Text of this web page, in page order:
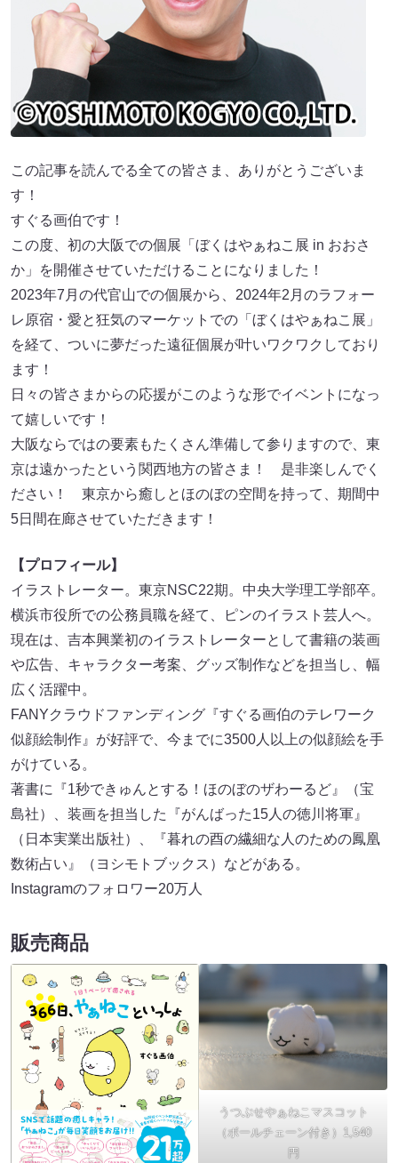
この記事を読んでる全ての皆さま、ありがとうございま
す！
すぐる画伯です！
この度、初の大阪での個展「ぼくはやぁねこ展 in おおさ
か」を開催させていただけることになりました！
2023年7月の代官山での個展から、2024年2月のラフォー
レ原宿・愛と狂気のマーケットでの「ぼくはやぁねこ展」
を経て、ついに夢だった遠征個展が叶いワクワクしており
ます！
日々の皆さまからの応援がこのような形でイベントになっ
て嬉しいです！
大阪ならではの要素もたくさん準備して参りますので、東
京は遠かったという関西地方の皆さま！ 是非楽しんでく
ださい！ 東京から癒しとほのぼの空間を持って、期間中
5日間在廊させていただきます！
【プロフィール】
イラストレーター。東京NSC22期。中央大学理工学部卒。
横浜市役所での公務員職を経て、ピンのイラスト芸人へ。
現在は、吉本興業初のイラストレーターとして書籍の装画
や広告、キャラクター考案、グッズ制作などを担当し、幅
広く活躍中。
FANYクラウドファンディング『すぐる画伯のテレワーク
似顔絵制作』が好評で、今までに3500人以上の似顔絵を手
がけている。
著書に『1秒できゅんとする！ほのぼのザわーるど』（宝
島社）、装画を担当した『がんばった15人の徳川将軍』
（日本実業出版社）、『暮れの酉の繊細な人のための鳳凰
数術占い』（ヨシモトブックス）などがある。
Instagramのフォロワー20万人
販売商品
うつぶせやぁねこマスコット
（ボールチェーン付き）1,540
円